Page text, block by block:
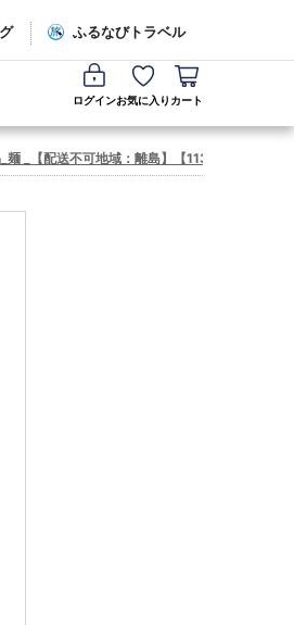
ふるなびトラベル
ログインお気に入り カート
_【配送不可地域：離島】【1133679】